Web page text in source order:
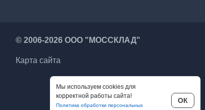
Мы используем cookies для
корректной работы сайта!
Политика обработки персональных
ОК
© 2006-2026 ООО "МОССКЛАД"
Карта сайта